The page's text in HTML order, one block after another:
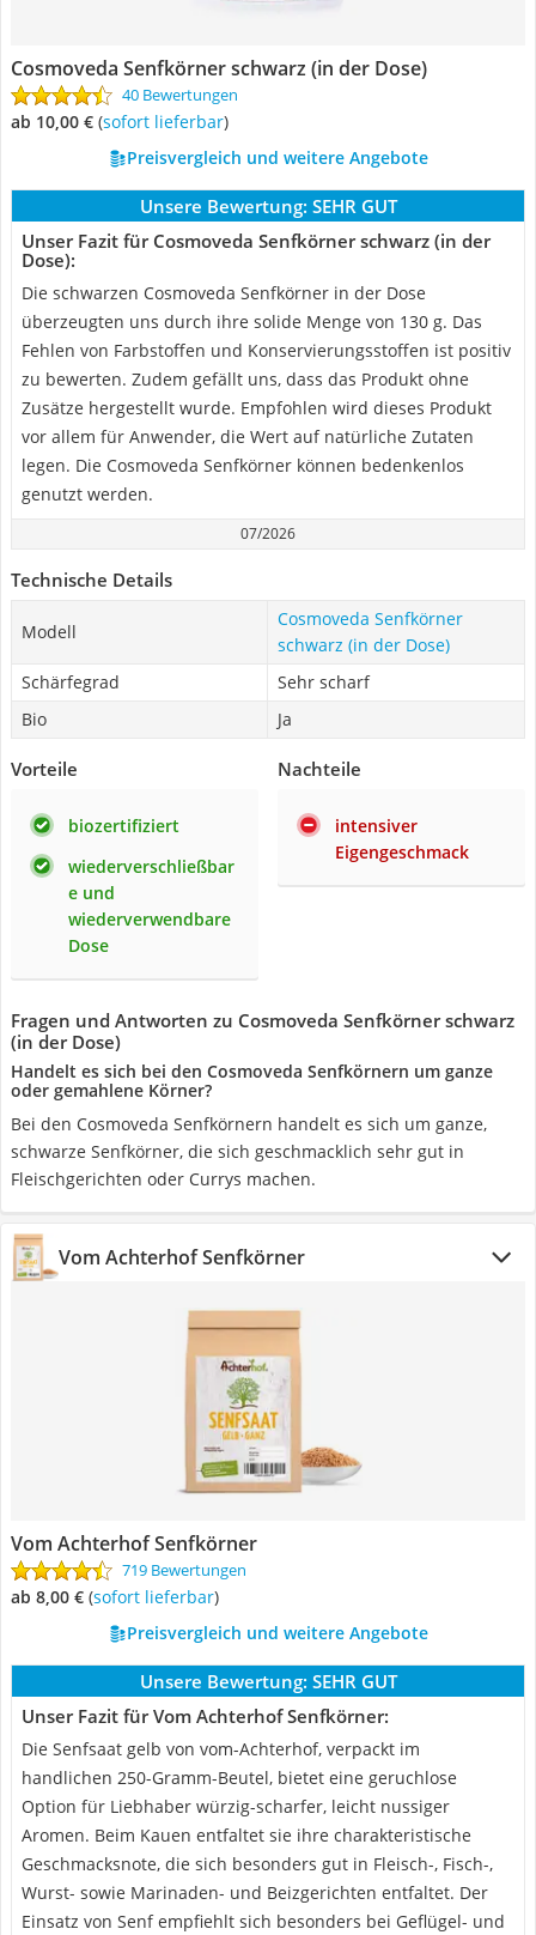
Cosmoveda Senfkörner schwarz (in der Dose)
40 Bewertungen
ab 10,00 € ( Sofort lieferbar)
Preisvergleich und weitere Angebote
Unsere Bewertung: SEHR GUT
Unser Fazit für Cosmoveda Senfkörner schwarz (in der
Dose):
Die schwarzen Cosmoveda Senfkörner in der Dose
überzeugten uns durch ihre solide Menge von 130 g. Das
Fehlen von Farbstoffen und Konservierungsstoffen ist positiv
zu bewerten. Zudem gefällt uns, dass das Produkt ohne
Zusätze hergestellt wurde. Empfohlen wird dieses Produkt
vor allem für Anwender, die Wert auf natürliche Zutaten
legen. Die Cosmoveda Senfkörner können bedenkenlos
genutzt werden.
07/2026
Technische Details
Modell
Cosmoveda Senfkörner
schwarz (in der Dose)
Schärfegrad
Sehr scharf
Bio
Ja
Vorteile
biozertifiziert
wiederverschließbar
e und
wiederverwendbare
Dose
Nachteile
intensiver
Eigengeschmack
Fragen und Antworten zu Cosmoveda Senfkörner schwarz
(in der Dose)
Handelt es sich bei den Cosmoveda Senfkörnern um ganze
oder gemahlene Körner?
Bei den Cosmoveda Senfkörnern handelt es sich um ganze,
schwarze Senfkörner, die sich geschmacklich sehr gut in
Fleischgerichten oder Currys machen.
Vom Achterhof Senfkörner
Vom Achterhof Senfkörner
719 Bewertungen
ab 8,00 € ( Sofort lieferbar)
Preisvergleich und weitere Angebote
Unsere Bewertung: SEHR GUT
Unser Fazit für Vom Achterhof Senfkörner:
Die Senfsaat gelb von vom-Achterhof, verpackt im
handlichen 250-Gramm-Beutel, bietet eine geruchlose
Option für Liebhaber würzig-scharfer, leicht nussiger
Aromen. Beim Kauen entfaltet sie ihre charakteristische
Geschmacksnote, die sich besonders gut in Fleisch-, Fisch-,
Wurst- sowie Marinaden- und Beizgerichten entfaltet. Der
Einsatz von Senf empfiehlt sich besonders bei Geflügel- und